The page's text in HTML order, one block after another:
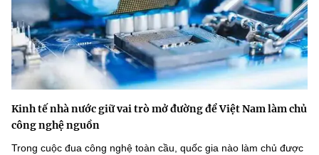
Kinh tế nhà nước giữ vai trò mở đường để Việt Nam làm chủ
công nghệ nguồn
Trong cuộc đua công nghệ toàn cầu, quốc gia nào làm chủ được